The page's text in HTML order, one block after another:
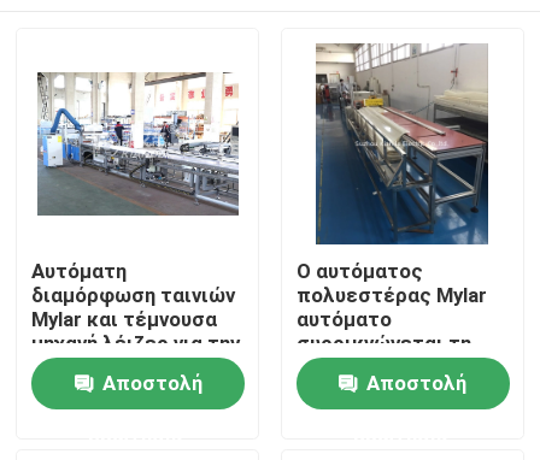
Αυτόματη
διαμόρφωση ταινιών
Mylar και τέμνουσα
μηχανή λέιζερ για την
μπάρα
τροφοδότησης
Αποστολή
Ο αυτόματος
πολυεστέρας Mylar
αυτόματο
συρρικνώνεται τη
μηχανή
περικαλυμμάτων για
το σάντουιτς Busway
Αποστολή